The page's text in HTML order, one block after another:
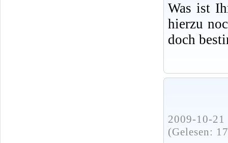
Was ist
hierzu
doch
2009-10-
(Gelesen: